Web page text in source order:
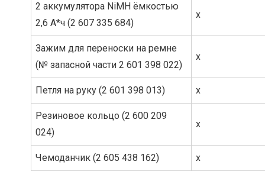
2 аккумулятора NiMH ёмкостью
2,6 А*ч (2 607 335 684)
x
Зажим для переноски на ремне
(№ запасной части 2 601 398 022)
x
Петля на руку (2 601 398 013) x
Резиновое кольцо (2 600 209
024)
x
Чемоданчик (2 605 438 162) x